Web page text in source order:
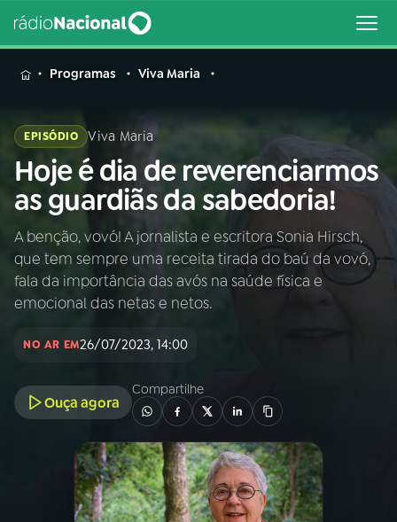
MENU
Buscar
na
Rádio
Nacional
Buscar
AO VIVO
PROGRAMAÇÃO
PROGRAMAS
Programas Viva Maria
EPISÓDIO Viva Maria
Hoje é dia de reverenciarmos
as guardiãs da sabedoria!
A benção, vovó! A jornalista e escritora Sonia Hirsch,
que tem sempre uma receita tirada do baú da vovó,
fala da importância das avós na saúde física e
emocional das netas e netos.
NO AR EM26/07/2023, 14:00
Ouça agora
Compartilhe